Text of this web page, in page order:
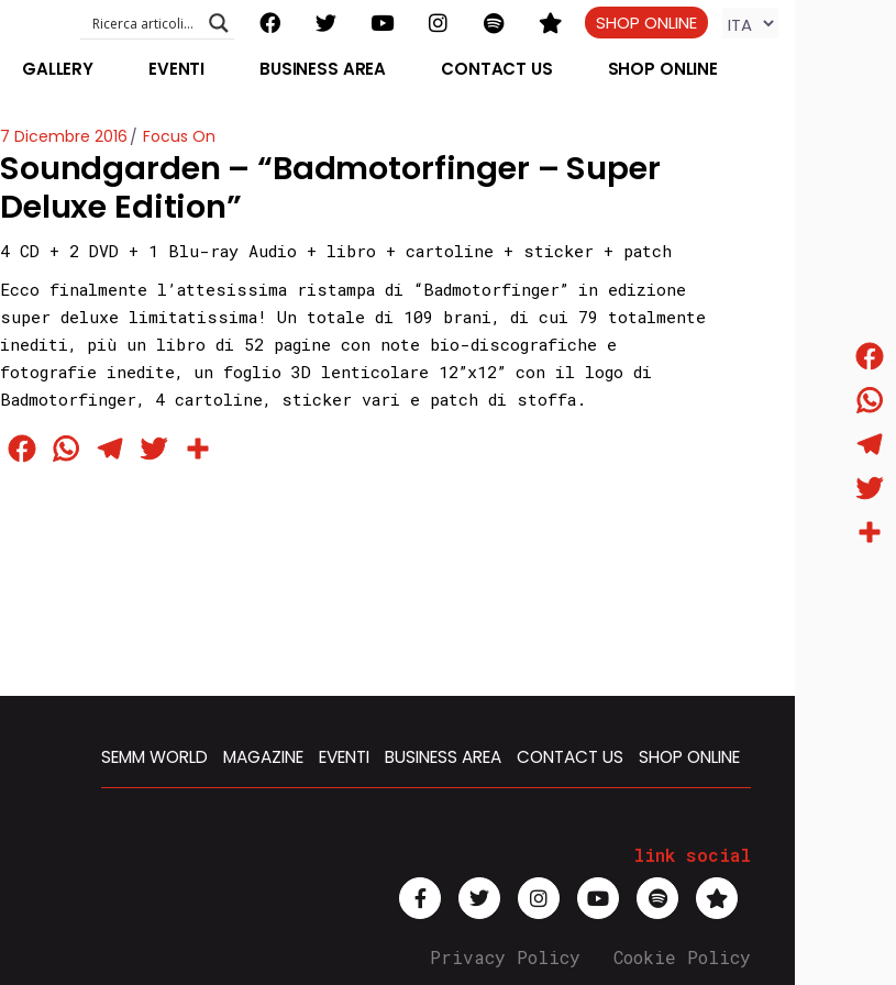
GALLERY
EVENTI – foto & video
ABOUT US
SPECIAL GUEST
FILOSOFIA
VIDEO E INTERVISTE
EVENTI BUSINESS AREA CONTACT US SHOP ONLINE
SHOP ONLINE
EVENTI – foto & video
FILOSOFIA
VIDEO E INTERVISTE
7 Dicembre 2016 Focus On
Soundgarden – “Badmotorfinger – Super
Deluxe Edition”
4 CD + 2 DVD + 1 Blu-ray Audio + libro + cartoline + sticker + patch
Ecco finalmente l’attesissima ristampa di “Badmotorfinger” in edizione
super deluxe limitatissima! Un totale di 109 brani, di cui 79 totalmente
inediti, più un libro di 52 pagine con note bio-discografiche e
fotografie inedite, un foglio 3D lenticolare 12”x12” con il logo di
Badmotorfinger, 4 cartoline, sticker vari e patch di stoffa.
Facebook
WhatsApp
Telegram
Twitter
SEMM WORLD MAGAZINE EVENTI BUSINESS AREA CONTACT US SHOP ONLINE
link social
Privacy Policy Cookie Policy